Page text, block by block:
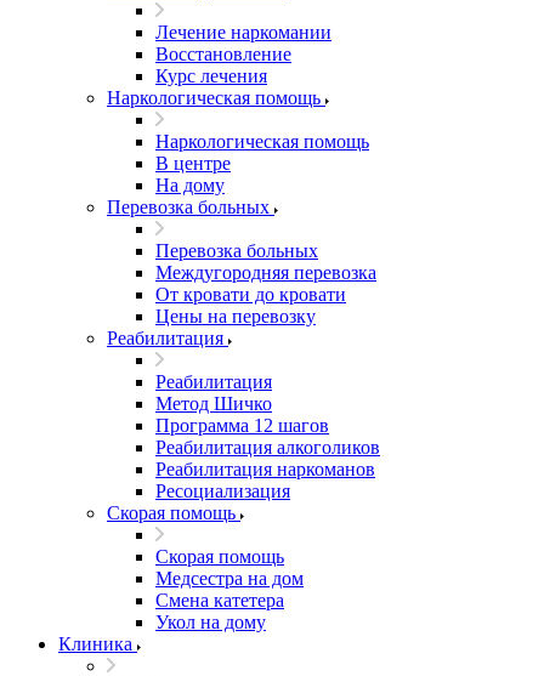
Лечение наркомании
Восстановление
Курс лечения
Наркологическая помощь
Наркологическая помощь
В центре
На дому
Перевозка больных
Перевозка больных
Междугородняя перевозка
От кровати до кровати
Цены на перевозку
Реабилитация
Реабилитация
Метод Шичко
Программа 12 шагов
Реабилитация алкоголиков
Реабилитация наркоманов
Ресоциализация
Скорая помощь
Скорая помощь
Медсестра на дом
Смена катетера
Укол на дому
Клиника